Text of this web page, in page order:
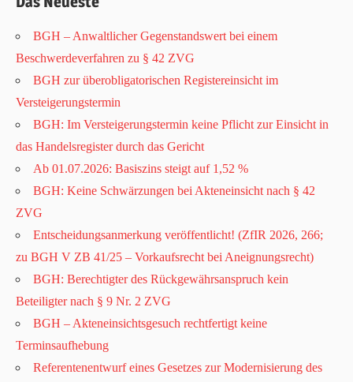
BGH – Anwaltlicher Gegenstandswert bei einem
Beschwerdeverfahren zu § 42 ZVG
BGH zur überobligatorischen Registereinsicht im
Versteigerungstermin
BGH: Im Versteigerungstermin keine Pflicht zur Einsicht in
das Handelsregister durch das Gericht
Ab 01.07.2026: Basiszins steigt auf 1,52 %
BGH: Keine Schwärzungen bei Akteneinsicht nach § 42
ZVG
Entscheidungsanmerkung veröffentlicht! (ZfIR 2026, 266;
zu BGH V ZB 41/25 – Vorkaufsrecht bei Aneignungsrecht)
BGH: Berechtigter des Rückgewährsanspruch kein
Beteiligter nach § 9 Nr. 2 ZVG
BGH – Akteneinsichtsgesuch rechtfertigt keine
Terminsaufhebung
Referentenentwurf eines Gesetzes zur Modernisierung des